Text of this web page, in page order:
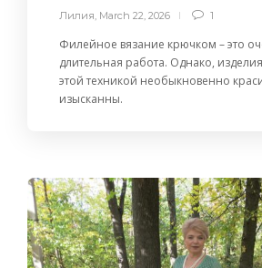
Лилия, March 22, 2026 1
Филейное вязание крючком – это
длительная работа. Однако,
этой техникой необыкновенно
изысканны.